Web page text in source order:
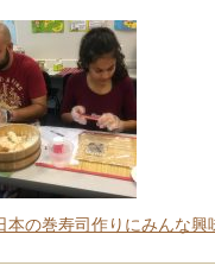
の巻寿司作りにみんな興